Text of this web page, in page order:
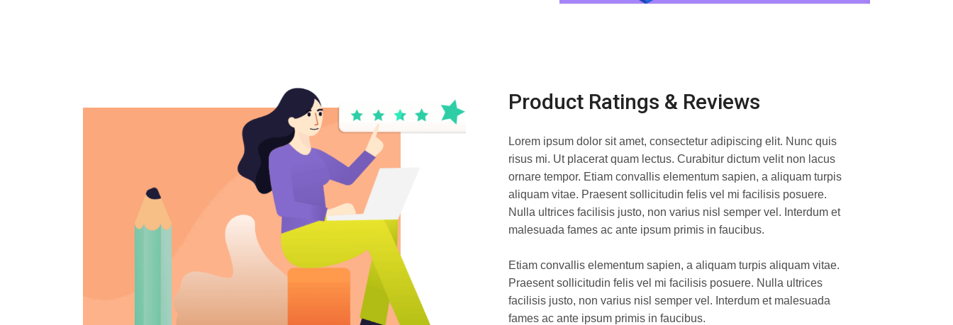
Product Ratings & Reviews
Lorem ipsum dolor sit amet, consectetur adipiscing elit. Nunc quis
risus mi. Ut placerat quam lectus. Curabitur dictum velit non lacus
ornare tempor. Etiam convallis elementum sapien, a aliquam turpis
aliquam vitae. Praesent sollicitudin felis vel mi facilisis posuere.
Nulla ultrices facilisis justo, non varius nisl semper vel. Interdum et
malesuada fames ac ante ipsum primis in faucibus.
Etiam convallis elementum sapien, a aliquam turpis aliquam vitae.
Praesent sollicitudin felis vel mi facilisis posuere. Nulla ultrices
facilisis justo, non varius nisl semper vel. Interdum et malesuada
fames ac ante ipsum primis in faucibus.